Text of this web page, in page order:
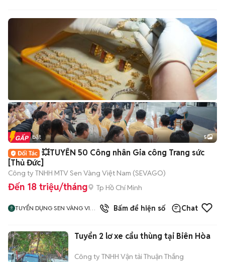
Tin nổi bật 5
💥TUYỂN 50 Công nhân Gia công Trang sức
[Thủ Đức]
Công ty TNHH MTV Sen Vàng Việt Nam (SEVAGO)
Đến 18 triệu/tháng Tp Hồ Chí Minh
TUYỂN DỤNG SEN VÀNG VIỆT
Bấm để hiện số Chat
Tuyển 2 lơ xe cẩu thùng tại Biên Hòa
Công ty TNHH Vận tải Thuận Thắng